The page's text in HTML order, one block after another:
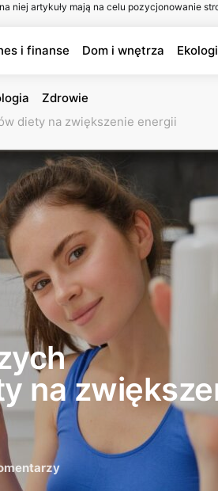
niej artykuły mają na celu pozycjonowanie
i finanse Dom i wnętrza
Zdrowie
diety na zwiększenie energii
na